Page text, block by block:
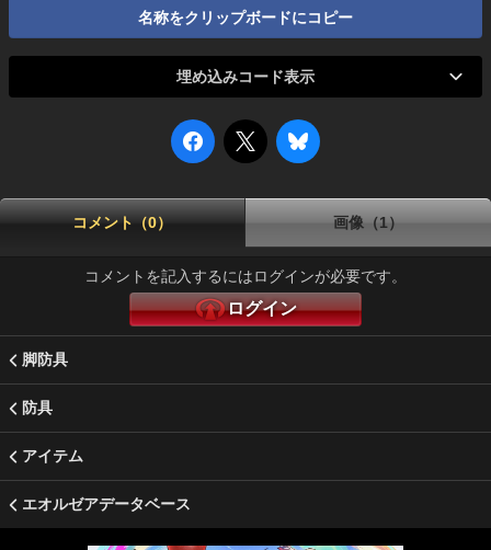
名称をクリップボードにコピー
埋め込みコード表示
コメント（0） 画像（1）
コメントを記入するにはログインが必要です。
ログイン
脚防具
防具
アイテム
エオルゼアデータベース